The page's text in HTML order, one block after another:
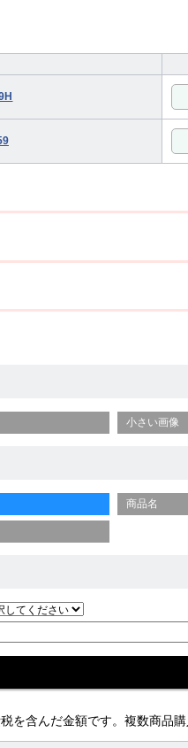
小さい画像
商品名
含んだ金額です。複数商品